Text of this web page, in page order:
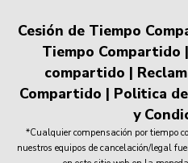
Cesión de Tiempo
Tiempo Compartido |
compartido |
Compartido | Politica
y
*Cualquier compensación por tiempo
nuestros equipos de cancelación/legal